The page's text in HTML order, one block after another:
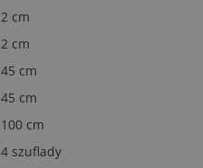
2 cm
2 cm
45 cm
45 cm
100 cm
4 szuflady